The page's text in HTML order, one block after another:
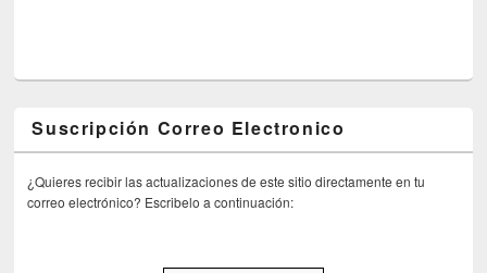
Suscripción Correo Electronico
¿Quieres recibir las actualizaciones de este sitio directamente en tu
correo electrónico? Escribelo a continuación: